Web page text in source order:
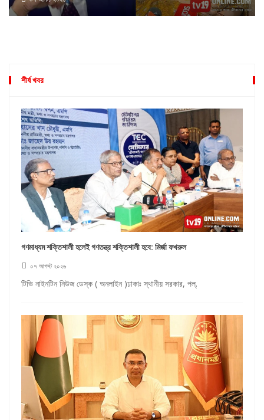
শীর্ষ খবর
গণমাধ্যম শক্তিশালী হলেই গণতন্ত্র শক্তিশালী হবে: মির্জা ফখরুল
০৭ আগস্ট ২০২৬
টিভি নাইনটিন নিউজ ডেস্ক ( অনলাইন )ঢাকাঃ স্থানীয় সরকার, পল্.